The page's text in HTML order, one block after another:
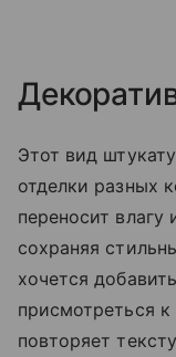
Этот вид
отделки разных
переносит влагу
сохраняя
хочется
присмотреться
повторяет